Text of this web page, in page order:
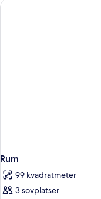
Rum
99 kvadratmeter
3 sovplatser